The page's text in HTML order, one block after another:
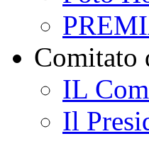
Comitato
IL
Il